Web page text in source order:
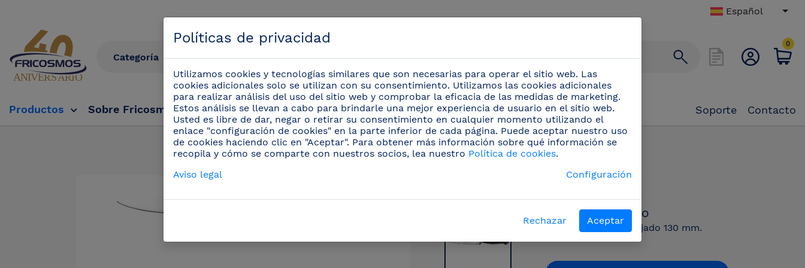
Español
0
Productos Sobre Fricosmos Fricosmos Tv Eventos Soporte Contacto
Productos / Cuchillos profesionales / Cuchillos para cocinero (48) / Cocinero forjado
Cocinero forjado
Modelo cocinero forjado 130 mm.
Políticas de privacidad
Utilizamos cookies y tecnologías similares que son necesarias para operar el sitio web. Las
cookies adicionales solo se utilizan con su consentimiento. Utilizamos las cookies adicionales
para realizar análisis del uso del sitio web y comprobar la eficacia de las medidas de marketing.
Estos análisis se llevan a cabo para brindarle una mejor experiencia de usuario en el sitio web.
Usted es libre de dar, negar o retirar su consentimiento en cualquier momento utilizando el
enlace "configuración de cookies" en la parte inferior de cada página. Puede aceptar nuestro uso
de cookies haciendo clic en "Aceptar". Para obtener más información sobre qué información se
recopila y cómo se comparte con nuestros socios, lea nuestro Política de cookies.
Aviso legal
Configuración
Rechazar Aceptar